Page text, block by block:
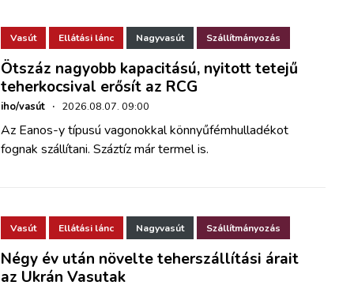
Vasút Ellátási lánc Nagyvasút Szállítmányozás
Ötszáz nagyobb kapacitású, nyitott tetejű
teherkocsival erősít az RCG
iho/vasút · 2026.08.07. 09:00
Az Eanos-y típusú vagonokkal könnyűfémhulladékot
fognak szállítani. Száztíz már termel is.
Vasút Ellátási lánc Nagyvasút Szállítmányozás
Négy év után növelte teherszállítási árait
az Ukrán Vasutak